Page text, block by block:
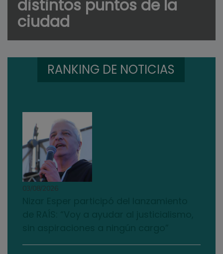
distintos puntos de la
ciudad
RANKING DE NOTICIAS
03/08/2026